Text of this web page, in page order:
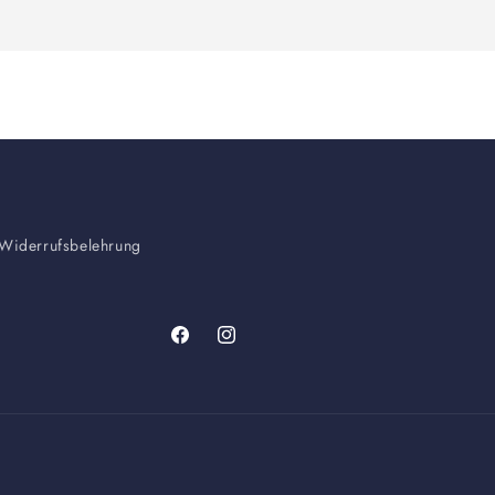
FacebookInstagram